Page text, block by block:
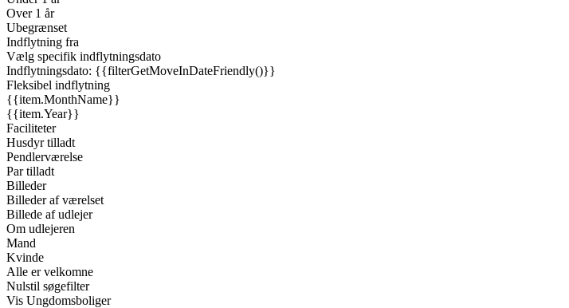
Over 1 år
Ubegrænset
Indflytning fra
Vælg specifik indflytningsdato
Indflytningsdato: {{filterGetMoveInDateFriendly()}}
Fleksibel indflytning
{{item.MonthName}}
{{item.Year}}
Faciliteter
Husdyr tilladt
Pendlerværelse
Par tilladt
Billeder
Billeder af værelset
Billede af udlejer
Om udlejeren
Mand
Kvinde
Alle er velkomne
Nulstil søgefilter
Vis Ungdomsboliger